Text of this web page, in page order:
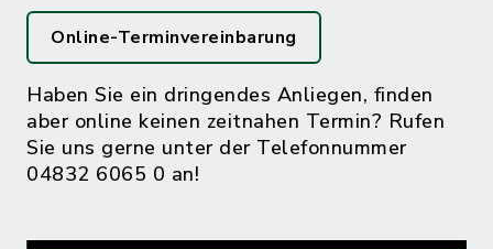
Online-Terminvereinbarung
Haben Sie ein dringendes Anliegen, finden
aber online keinen zeitnahen Termin? Rufen
Sie uns gerne unter der Telefonnummer
04832 6065 0 an!